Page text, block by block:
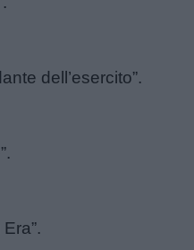
dell’esercito”.